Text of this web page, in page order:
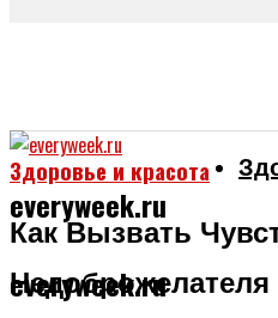
everyweek.ru
everyweek.ru
Здоровье и красота
Как Вызвать
Недоброжелателя